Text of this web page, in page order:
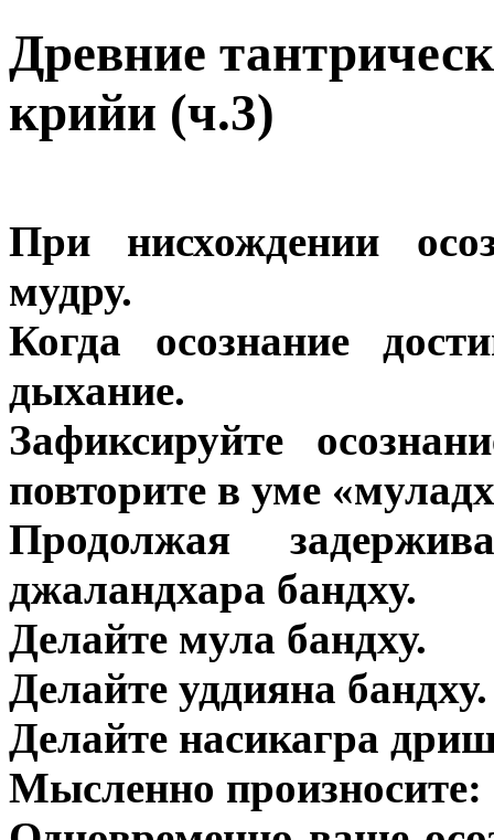
Древние
крийи (ч.3)
При нисхождении
мудру.
Когда осознание
дыхание.
Зафиксируйте
повторите в уме
Продолжая
джаландхара бандху.
Делайте мула бандху.
Делайте уддияна бандху.
Делайте насикагра
Мысленно произносите: